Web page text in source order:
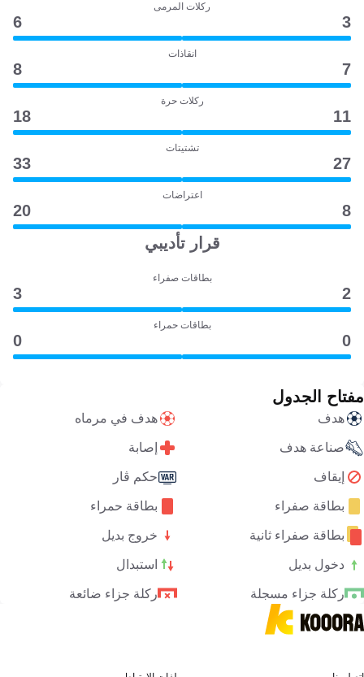
ركلات المرمى
3
6
انقاذات
7
8
ركلات حرة
11
18
تشتيتات
27
33
اعتراضات
8
20
قرار تأديبي
بطاقات صفراء
2
3
بطاقات حمراء
0
0
مفتاح الجدول
هدف هدف في مرماه
صناعة هدف إصابة
إيقاف حكم ڤار
بطاقة صفراء بطاقة حمراء
بطاقة صفراء ثانية خروج بديل
دخول بديل استبدال
ركلة جزاء مسجلة ركلة جزاء ضائعة